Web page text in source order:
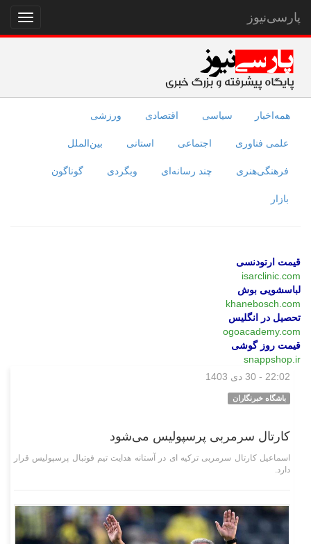
نمایش
منو
پارسی‌نیوز
همه‌اخبار سیاسی اقتصادی ورزشی
علمی فناوری اجتماعی استانی بین‌الملل
فرهنگی‌هنری چند رسانه‌ای وبگردی گوناگون
بازار
قیمت ارتودنسی
isarclinic.com
لباسشویی بوش
khanebosch.com
تحصیل در انگلیس
ogoacademy.com
قیمت روز گوشی
snappshop.ir
22:02 - 30 دی 1403
باشگاه خبرنگاران
کارتال سرمربی پرسپولیس می‌شود
اسماعیل کارتال سرمربی ترکیه ای در آستانه هدایت تیم فوتبال پرسپولیس قرار
دارد.